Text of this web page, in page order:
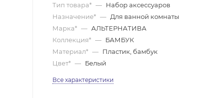
Тип товара* — Набор аксессуаров
Назначение* — Для ванной комнаты
Марка* — АЛЬТЕРНАТИВА
Коллекция* — БАМБУК
Материал* — Пластик, бамбук
Цвет* — Белый
Все характеристики